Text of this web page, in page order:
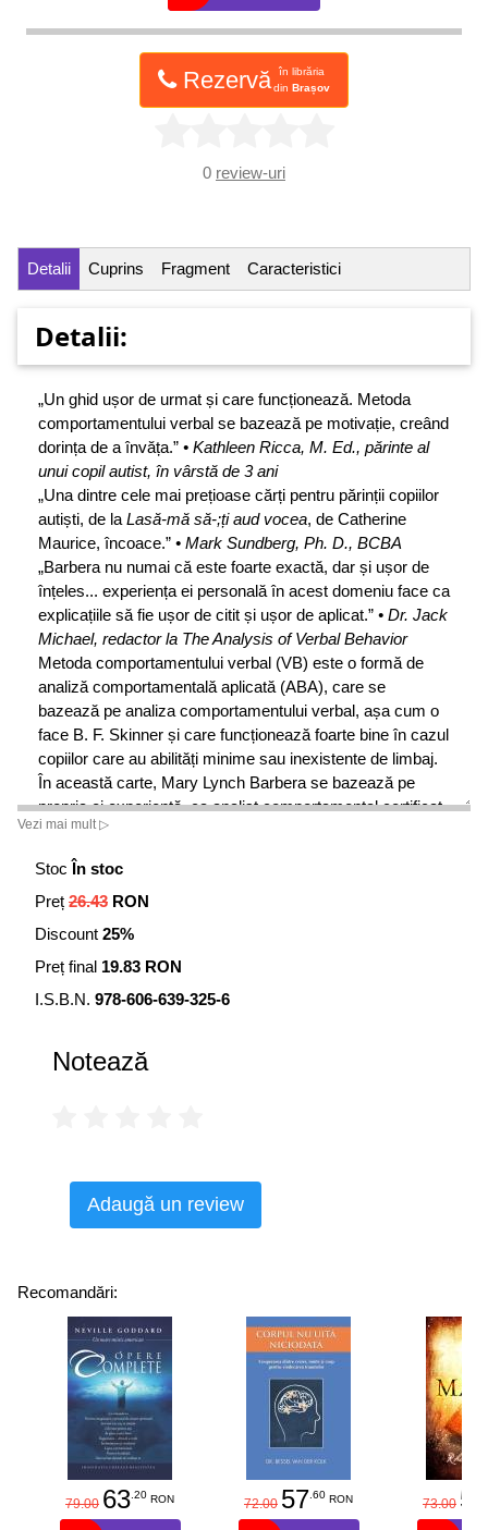
Rezervă
în librăria
din Brașov
0 review-uri
Detalii Cuprins Fragment Caracteristici
Detalii:
„Un ghid ușor de urmat și care funcționează. Metoda
comportamentului verbal se bazează pe motivație, creând
dorința de a învăța.” • Kathleen Ricca, M. Ed., părinte al
unui copil autist, în vârstă de 3 ani
„Una dintre cele mai prețioase cărți pentru părinții copiilor
autiști, de la Lasă-mă să-;ți aud vocea, de Catherine
Maurice, încoace.” • Mark Sundberg, Ph. D., BCBA
„Barbera nu numai că este foarte exactă, dar și ușor de
înțeles... experiența ei personală în acest domeniu face ca
explicațiile să fie ușor de citit și ușor de aplicat.” • Dr. Jack
Michael, redactor la The Analysis of Verbal Behavior
Metoda comportamentului verbal (VB) este o formă de
analiză comportamentală aplicată (ABA), care se
bazează pe analiza comportamentului verbal, așa cum o
face B. F. Skinner și care funcționează foarte bine în cazul
copiilor care au abilități minime sau inexistente de limbaj.
În această carte, Mary Lynch Barbera se bazează pe
propria ei experiență, ca analist comportamental certificat
și părinte al unui copil cu autism, pentru a explica metoda
comportamentului verbal și modul ei de folosire.
Acest ghid oferă instrucțiuni pas cu pas și informații din
abundență, despre cum să ajutăm copiii să dezvolte
explicând cum să predăm folosirea limbajului
mimico-;gestual, în cazul copiilor neverbali. Un capitol
informații utile cu privire la predarea deprinderilor de mers
Vezi mai mult ▷
Stoc În stoc
Preț 26.43 RON
Discount 25%
Preț final 19.83 RON
I.S.B.N. 978-606-639-325-6
Notează
Adaugă un review
Recomandări:
79.00 63.20 RON 72.00 57.60 RON 73.00 58